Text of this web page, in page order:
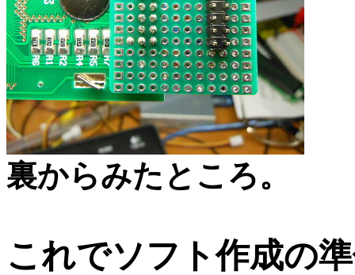
裏からみたところ。
これでソフト作成の